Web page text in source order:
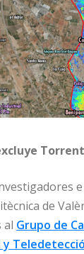
de
al Grupo de
y